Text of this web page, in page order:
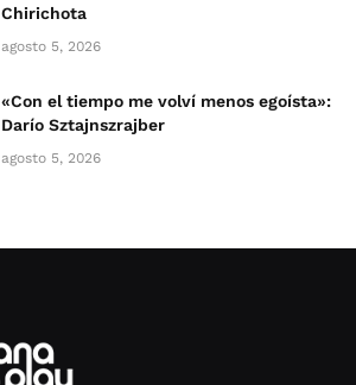
Chirichota
agosto 5, 2026
«Con el tiempo me volví menos egoísta»:
Darío Sztajnszrajber
agosto 5, 2026